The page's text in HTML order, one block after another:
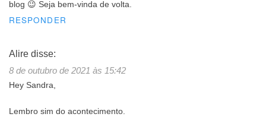
blog 😉 Seja bem-vinda de volta.
RESPONDER
Alire disse:
8 de outubro de 2021 às 15:42
Hey Sandra,
Lembro sim do acontecimento.